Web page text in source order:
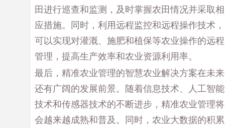
田进行巡查和监测，及时掌握农田情况并采取相
应措施。同时，利用远程监控和远程操作技术，
可以实现对灌溉、施肥和植保等农业操作的远程
管理，提高生产效率和农业资源利用率。
最后，精准农业管理的智慧农业解决方案在未来
还有广阔的发展前景。随着信息技术、人工智能
技术和传感器技术的不断进步，精准农业管理将
会越来越成熟和普及。同时，农业大数据的积累